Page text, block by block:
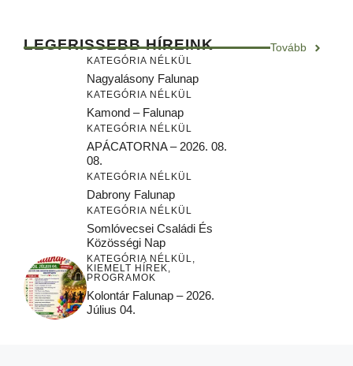
LEGFRISSEBB HÍREINK Tovább
KATEGÓRIA NÉLKÜL
Nagyalásony Falunap
KATEGÓRIA NÉLKÜL
Kamond – Falunap
KATEGÓRIA NÉLKÜL
APÁCATORNA – 2026. 08.
08.
KATEGÓRIA NÉLKÜL
Dabrony Falunap
KATEGÓRIA NÉLKÜL
Somlóvecsei Családi És
Közösségi Nap
KATEGÓRIA NÉLKÜL,
KIEMELT HÍREK,
PROGRAMOK
Kolontár Falunap – 2026.
Július 04.